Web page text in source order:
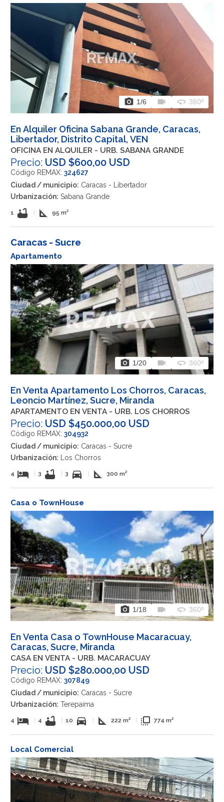
photo_camera 1/6 videocam 360 360º
En Alquiler Oficina Sabana Grande, Caracas,
Libertador, Distrito Capital, VEN
OFICINA EN ALQUILER - URB. SABANA GRANDE
Precio: USD $600,00 USD
Código REMAX: 324627
Ciudad / municipio: Caracas - Libertador
Urbanización: Sabana Grande
1 bathtub square_foot 95 m²
Caracas - Sucre
Apartamento
photo_camera 1/20 videocam 360 360º
En Venta Apartamento Los Chorros, Caracas,
Leoncio Martínez, Sucre, Miranda
APARTAMENTO EN VENTA - URB. LOS CHORROS
Precio: USD $450.000,00 USD
Código REMAX: 304932
Ciudad / municipio: Caracas - Sucre
Urbanización: Los Chorros
4 hotel 3 bathtub 3 directions_car square_foot 300 m²
Casa o TownHouse
photo_camera 1/18 videocam 360 360º
En Venta Casa o TownHouse Macaracuay,
Caracas, Sucre, Miranda
CASA EN VENTA - URB. MACARACUAY
Precio: USD $280.000,00 USD
Código REMAX: 307849
Ciudad / municipio: Caracas - Sucre
Urbanización: Terepaima
4 hotel 4 bathtub 10 directions_car square_foot 222 m² flip_to_front 774 m²
Local Comercial